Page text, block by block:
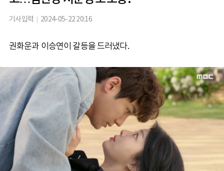
기사입력 2024-05-22 20:16
권화운과 이승연이 갈등을 드러냈다.